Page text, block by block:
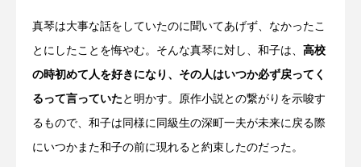
真琴は大事な話をしていたのに聞いてあげず、なかったこ
とにしたことを悔やむ。そんな真琴に対し、和子は、 高校
の時初めて人を好きになり、その人はいつか必ず戻ってく
るって言っていた と明かす。原作小説との繋がりを示唆す
るもので、和子は同様に同級生の深町一夫が未来に戻る際
にいつかまた和子の前に現れると約束したのだった。